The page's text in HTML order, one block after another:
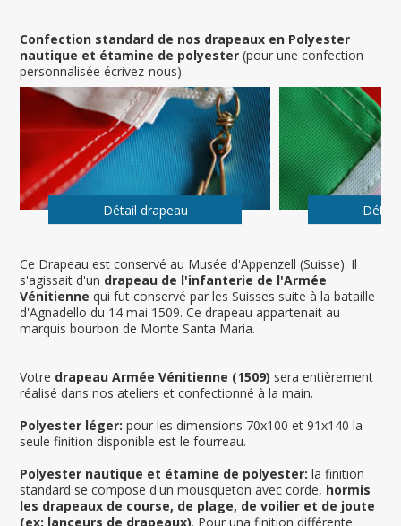
Ce Drapeau est conservé au Musée d'Appenzell (Suisse). Il
s'agissait d'un drapeau de l'infanterie de l'Armée
Vénitienne qui fut conservé par les Suisses suite à la bataille
d'Agnadello du 14 mai 1509. Ce drapeau appartenait au
marquis bourbon de Monte Santa Maria.
Votre drapeau Armée Vénitienne (1509) sera entièrement
réalisé dans nos ateliers et confectionné à la main.
Polyester léger: pour les dimensions 70x100 et 91x140 la
seule finition disponible est le fourreau.
Polyester nautique et étamine de polyester: la finition
standard se compose d'un mousqueton avec corde, hormis
les drapeaux de course, de plage, de voilier et de joute
(ex: lanceurs de drapeaux). Pour una finition différente
Confection standard de nos drapeaux en Polyester
nautique et étamine de polyester(pour une confection
personnalisée écrivez-nous):
Détail drapeau Détail